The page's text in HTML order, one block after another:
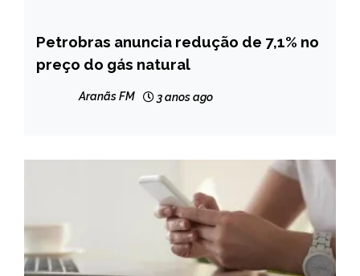
BRASIL
NOTÍCIAS
Petrobras anuncia redução de 7,1% no
preço do gás natural
Aranãs FM 3 anos ago